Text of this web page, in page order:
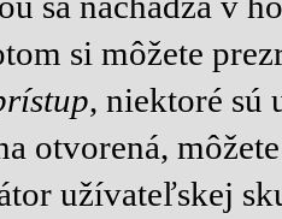
si môžete
, niektoré sú
otvorená,
užívateľskej